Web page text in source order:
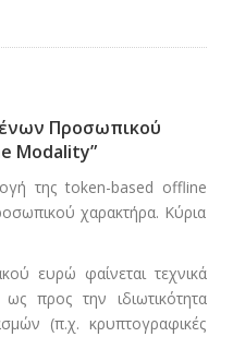
Προσωπικού
Modality”
της token-based offline
χαρακτήρα. Κύρια
ευρώ φαίνεται τεχνικά
προς την ιδιωτικότητα
(π.χ. κρυπτογραφικές